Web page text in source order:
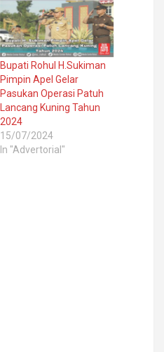
Bupati Rohul H.Sukiman
Pimpin Apel Gelar
Pasukan Operasi Patuh
Lancang Kuning Tahun
2024
15/07/2024
In "Advertorial"